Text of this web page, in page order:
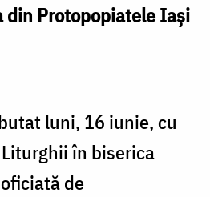
Protopopiatele Iași
luni, 16 iunie, cu
în biserica
de